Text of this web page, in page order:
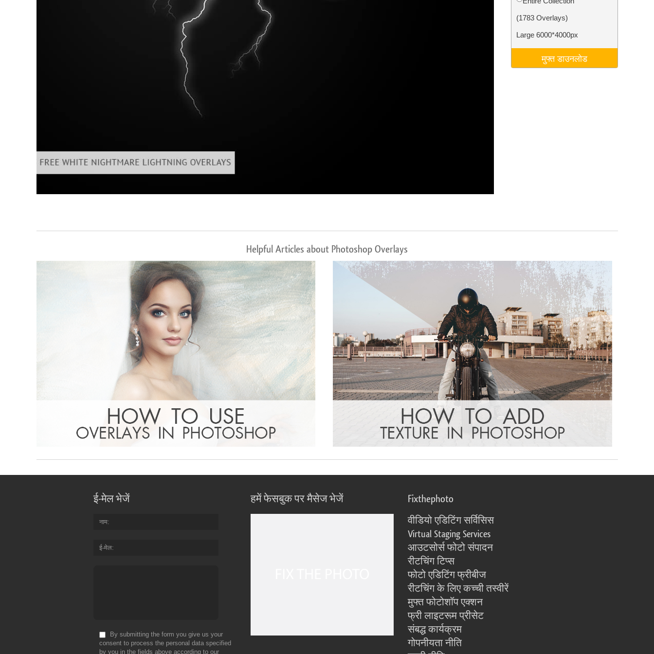
(1783 Overlays)
Large 6000*4000px
मुफ्त डाउनलोड
Helpful Articles about Photoshop Overlays
ई-मेल भेजें
नाम
ई-मेल
By submitting the form you give us your
consent to process the personal data specified
by you in the fields above according to our
हमें फेसबुक पर मैसेज भेजें Fixthephoto
वीडियो एडिटिंग सर्विसिस
Virtual Staging Services
आउटसोर्स फोटो संपादन
रीटचिंग टिप्स
फोटो एडिटिंग फ्रीबीज
रीटचिंग के लिए कच्ची तस्वीरें
मुफ्त फोटोशॉप एक्शन
फ्री लाइटरूम प्रीसेट
संबद्ध कार्यक्रम
गोपनीयता नीति